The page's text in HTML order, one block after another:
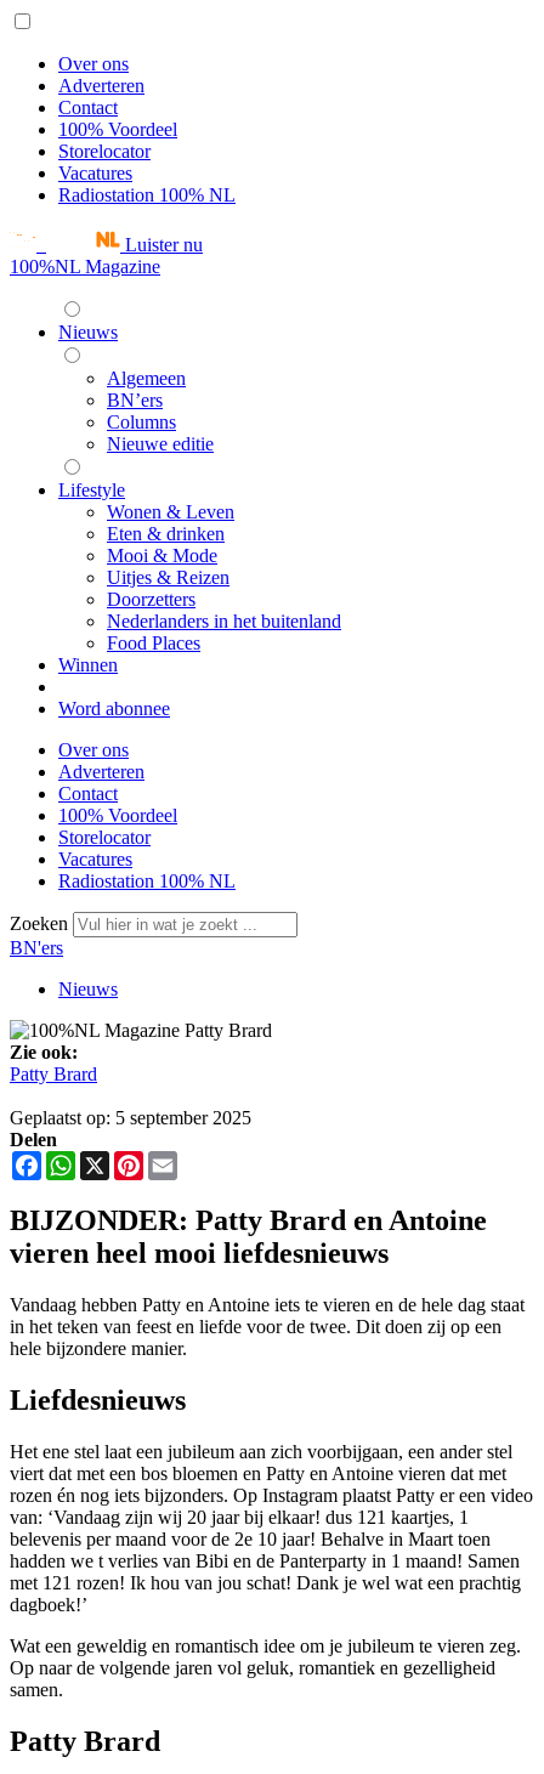
Over ons
Adverteren
Contact
100% Voordeel
Storelocator
Vacatures
Radiostation 100% NL
Luister nu
100%NL Magazine
Nieuws
Algemeen
BN’ers
Columns
Nieuwe editie
Lifestyle
Wonen & Leven
Eten & drinken
Mooi & Mode
Uitjes & Reizen
Doorzetters
Nederlanders in het buitenland
Food Places
Winnen
Word abonnee
Over ons
Adverteren
Contact
100% Voordeel
Storelocator
Vacatures
Radiostation 100% NL
Zoeken
BN'ers
Nieuws
Zie ook:
Patty Brard
Geplaatst op: 5 september 2025
Delen
FacebookWhatsApp
X Pinterest
BIJZONDER: Patty Brard en Antoine
vieren heel mooi liefdesnieuws
Vandaag hebben Patty en Antoine iets te vieren en de hele dag staat
in het teken van feest en liefde voor de twee. Dit doen zij op een
hele bijzondere manier.
Liefdesnieuws
Het ene stel laat een jubileum aan zich voorbijgaan, een ander stel
viert dat met een bos bloemen en Patty en Antoine vieren dat met
rozen én nog iets bijzonders. Op Instagram plaatst Patty er een video
van: ‘Vandaag zijn wij 20 jaar bij elkaar! dus 121 kaartjes, 1
belevenis per maand voor de 2e 10 jaar! Behalve in Maart toen
hadden we t verlies van Bibi en de Panterparty in 1 maand! Samen
met 121 rozen! Ik hou van jou schat! Dank je wel wat een prachtig
dagboek!’
Wat een geweldig en romantisch idee om je jubileum te vieren zeg.
Op naar de volgende jaren vol geluk, romantiek en gezelligheid
samen.
Patty Brard